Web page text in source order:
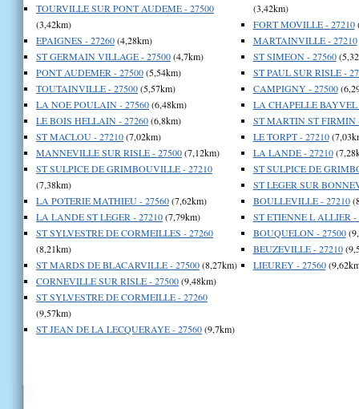
TOURVILLE SUR PONT AUDEME - 27500
(3,42km)
EPAIGNES - 27260(4,28km)
ST GERMAIN VILLAGE - 27500(4,7km)
PONT AUDEMER - 27500(5,54km)
TOUTAINVILLE - 27500(5,57km)
LA NOE POULAIN - 27560(6,48km)
LE BOIS HELLAIN - 27260(6,8km)
ST MACLOU - 27210(7,02km)
MANNEVILLE SUR RISLE - 27500(7,12km)
ST SULPICE DE GRIMBOUVILLE - 27210
(7,38km)
LA POTERIE MATHIEU - 27560(7,62km)
LA LANDE ST LEGER - 27210(7,79km)
ST SYLVESTRE DE CORMEILLES - 27260
(8,21km)
ST MARDS DE BLACARVILLE - 27500(8,27km)
CORNEVILLE SUR RISLE - 27500(9,48km)
ST SYLVESTRE DE CORMEILLE - 27260
(9,57km)
ST JEAN DE LA LECQUERAYE - 27560(9,7km)
(3,42km)
FORT MOVILLE - 27210
MARTAINVILLE - 27210
ST SIMEON - 27560
ST PAUL SUR RISLE -
CAMPIGNY - 27500
LA CHAPELLE BAYVEL
ST MARTIN ST FIRMIN
LE TORPT - 27210
LA LANDE - 27210
ST SULPICE DE
ST LEGER SUR
BOULLEVILLE - 27210
ST ETIENNE L ALLIER -
BOUQUELON - 27500
BEUZEVILLE - 27210
LIEUREY - 27560